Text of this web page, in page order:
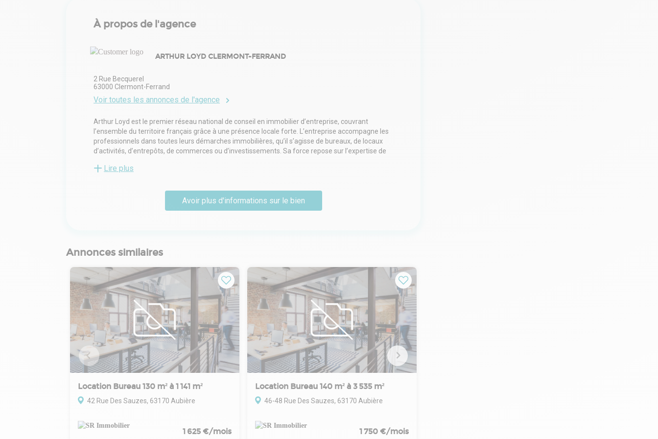
À propos de l'agence
ARTHUR LOYD CLERMONT-FERRAND
2 Rue Becquerel
63000 Clermont-Ferrand
Voir toutes les annonces de l'agence
Arthur Loyd est le premier réseau national de conseil en immobilier d’entreprise, couvrant
l’ensemble du territoire français grâce à une présence locale forte. L’entreprise accompagne les
professionnels dans toutes leurs démarches immobilières, qu’il s’agisse de bureaux, de locaux
d’activités, d’entrepôts, de commerces ou d’investissements. Sa force repose sur l’expertise de
économiques locaux, et leur capacité à construire des solutions sur mesure. Engagé aux côtés
proximité pour faire de l’immobilier un levier stratégique de développement.
Lire plus
Avoir plus d'informations sur le bien
Annonces similaires
Location Bureau 130 m² à 1 141 m²
42 Rue Des Sauzes, 63170 Aubière
1 625 €/mois
Location Bureau 140 m² à 3 535 m²
46-48 Rue Des Sauzes, 63170 Aubière
1 750 €/mois